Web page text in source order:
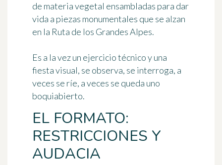
de materia vegetal ensambladas para dar
vida a piezas monumentales que se alzan
en la Ruta de los Grandes Alpes.
Es a la vez un ejercicio técnico y una
fiesta visual, se observa, se interroga, a
veces se ríe, a veces se queda uno
boquiabierto.
EL FORMATO:
RESTRICCIONES Y
AUDACIA